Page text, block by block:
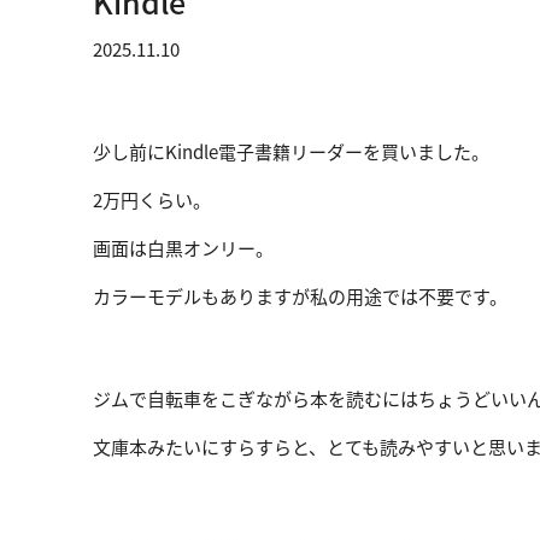
2025.11.10
少し前にKindle電子書籍リーダーを買いました。
2万円くらい。
画面は白黒オンリー。
カラーモデルもありますが私の用途では不要です。
ジムで自転車をこぎながら本を読むにはちょうどいいん
文庫本みたいにすらすらと、とても読みやすいと思いま